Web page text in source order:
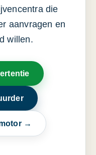
die
aanvragen en
willen.
→